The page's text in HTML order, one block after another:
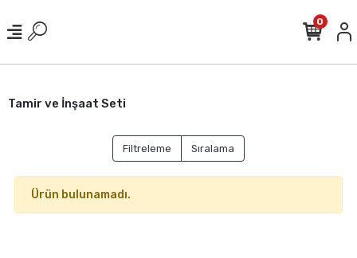
0
Tamir ve İnşaat Seti
Filtreleme Sıralama
Ürün bulunamadı.